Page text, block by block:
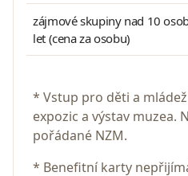
zájmové skupiny nad 10
let (cena za osobu)
* Vstup pro děti a
expozic a výstav muzea.
pořádané NZM.
* Benefitní karty